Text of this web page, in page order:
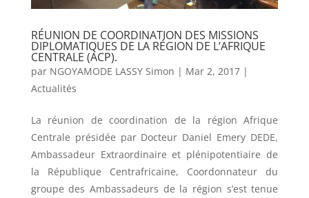
RÉUNION DE COORDINATION DES MISSIONS
DIPLOMATIQUES DE LA RÉGION DE L’AFRIQUE
CENTRALE (ACP).
par NGOYAMODE LASSY Simon | Mar 2, 2017|
Actualités
La réunion de coordination de la région Afrique
Centrale présidée par Docteur Daniel Emery DEDE,
Ambassadeur Extraordinaire et plénipotentiaire de
la République Centrafricaine, Coordonnateur du
groupe des Ambassadeurs de la région s’est tenue